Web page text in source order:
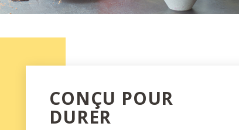
CONÇU POUR
DURER